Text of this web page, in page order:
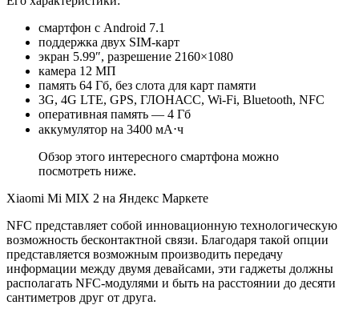
смартфон с Android 7.1
поддержка двух SIM-карт
экран 5.99″, разрешение 2160×1080
камера 12 МП
память 64 Гб, без слота для карт памяти
3G, 4G LTE, GPS, ГЛОНАСС, Wi-Fi, Bluetooth, NFC
оперативная память — 4 Гб
аккумулятор на 3400 мА⋅ч
Обзор этого интересного смартфона можно
посмотреть ниже.
Xiaomi Mi MIX 2 на Яндекс Маркете
NFC представляет собой инновационную технологическую
возможность бесконтактной связи. Благодаря такой опции
представляется возможным производить передачу
информации между двумя девайсами, эти гаджеты должны
располагать NFC-модулями и быть на расстоянии до десяти
сантиметров друг от друга.